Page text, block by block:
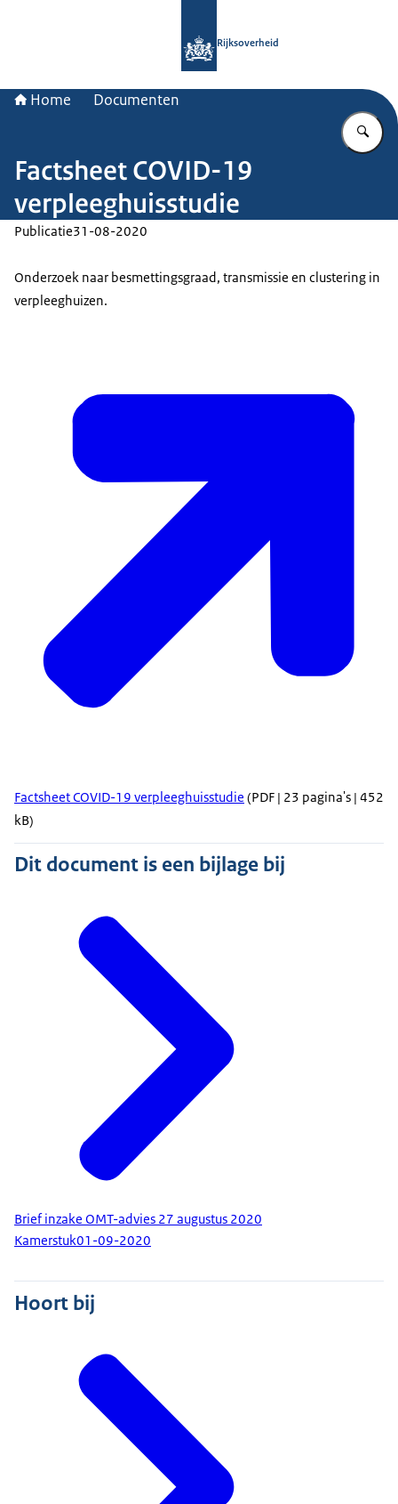
Rijksoverheid
Home Documenten
Factsheet COVID-19
verpleeghuisstudie
Publicatie31-08-2020
Onderzoek naar besmettingsgraad, transmissie en clustering in
verpleeghuizen.
Factsheet COVID-19 verpleeghuisstudie (PDF | 23 pagina's | 452
kB)
Dit document is een bijlage bij
Brief inzake OMT-advies 27 augustus 2020
Kamerstuk01-09-2020
Hoort bij